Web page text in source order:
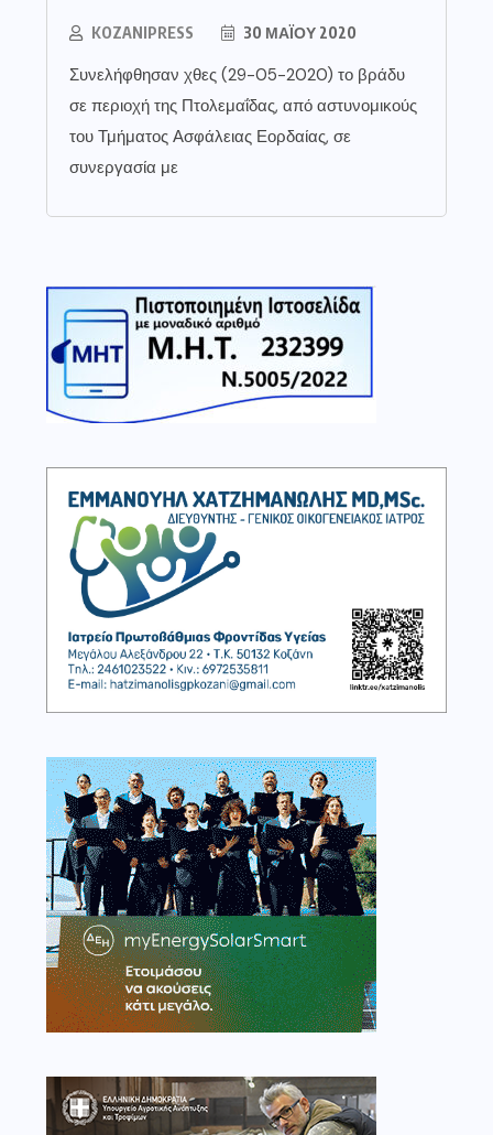
KOZANIPRESS 30 ΜΑΪ́ΟΥ 2020
Συνελήφθησαν χθες (29-05-2020) το βράδυ
σε περιοχή της Πτολεμαΐδας, από αστυνομικούς
του Τμήματος Ασφάλειας Εορδαίας, σε
συνεργασία με